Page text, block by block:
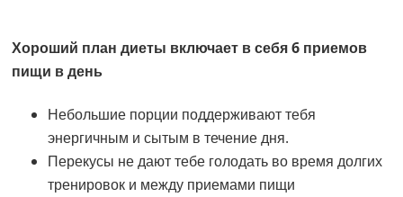
Хороший план диеты включает в себя 6 приемов
пищи в день
Небольшие порции поддерживают тебя
энергичным и сытым в течение дня.
Перекусы не дают тебе голодать во время долгих
тренировок и между приемами пищи